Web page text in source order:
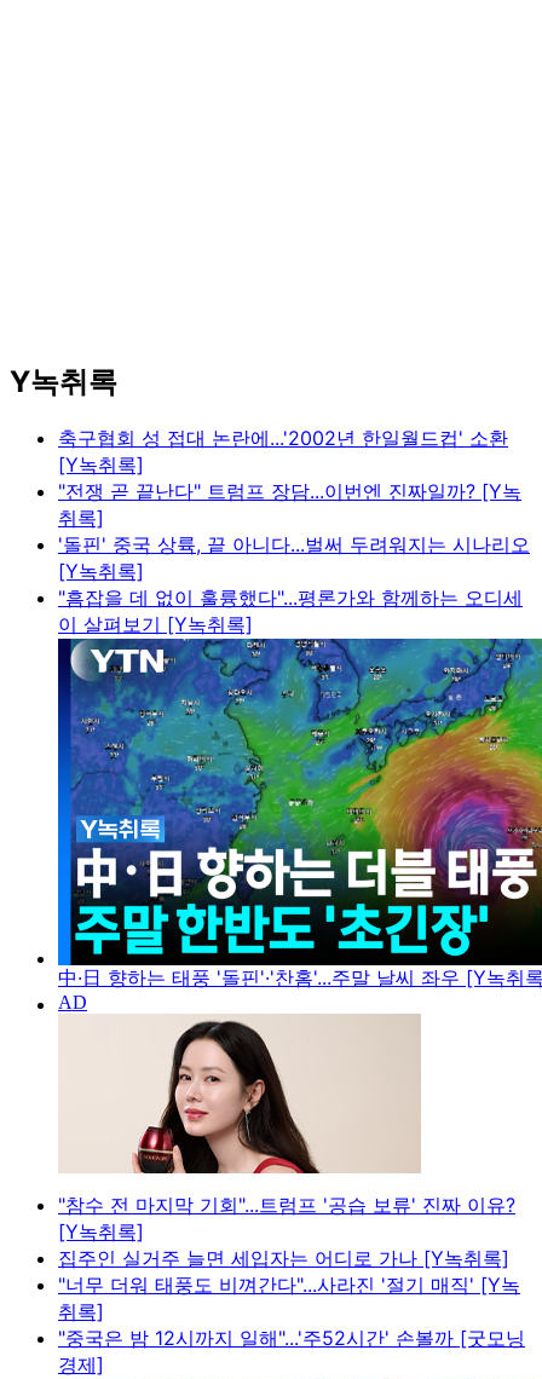
Y녹취록
축구협회 성 접대 논란에...'2002년 한일월드컵' 소환
[Y녹취록]
"전쟁 곧 끝난다" 트럼프 장담...이번엔 진짜일까? [Y녹
취록]
'돌핀' 중국 상륙, 끝 아니다...벌써 두려워지는 시나리오
[Y녹취록]
"흠잡을 데 없이 훌륭했다"...평론가와 함께하는 오디세
이 살펴보기 [Y녹취록]
中·日 향하는 태풍 '돌핀'·'찬홈'...주말 날씨 좌우 [Y녹취
"참수 전 마지막 기회"...트럼프 '공습 보류' 진짜 이유?
[Y녹취록]
집주인 실거주 늘면 세입자는 어디로 가나 [Y녹취록]
"너무 더워 태풍도 비껴간다"...사라진 '절기 매직' [Y녹
취록]
"중국은 밤 12시까지 일해"...'주52시간' 손볼까 [굿모닝
경제]